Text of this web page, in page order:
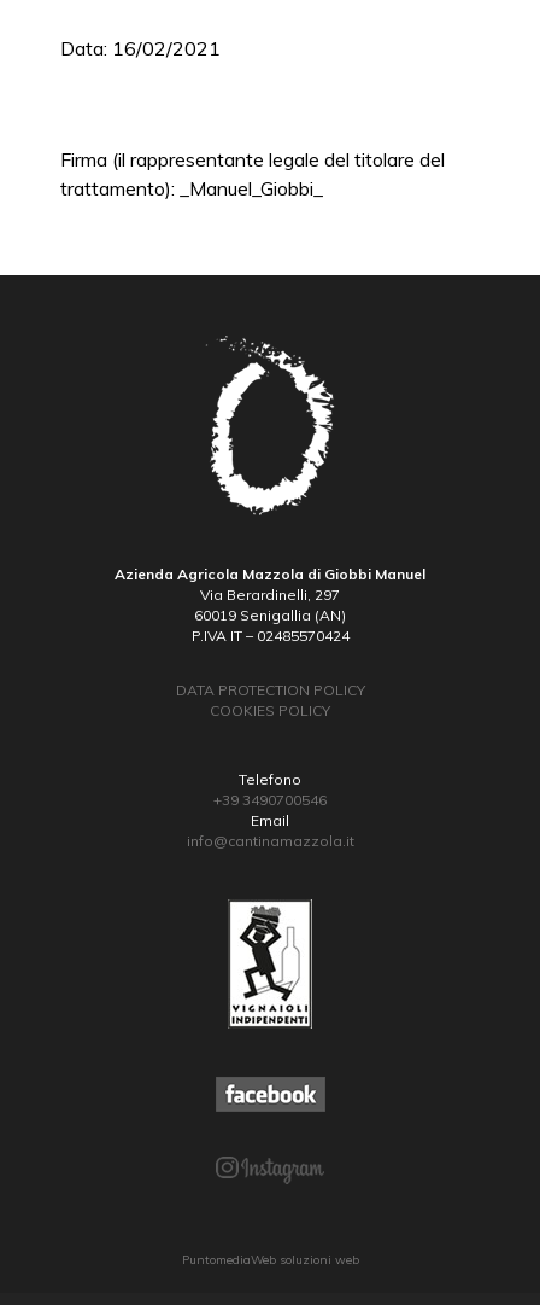
Data: 16/02/2021
Firma (il rappresentante legale del titolare del
trattamento): _Manuel_Giobbi_
Azienda Agricola Mazzola di Giobbi Manuel
Via Berardinelli, 297
60019 Senigallia (AN)
P.IVA IT – 02485570424
DATA PROTECTION POLICY
COOKIES POLICY
Telefono
+39 3490700546
Email
info@cantinamazzola.it
PuntomediaWeb soluzioni web